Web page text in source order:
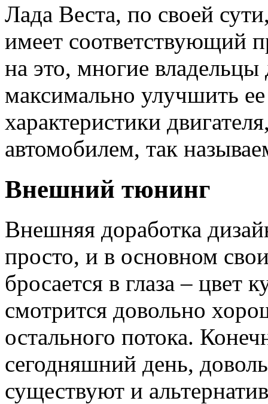
Лада Веста, по своей
имеет соответствующий
на это, многие
максимально улучшить
характеристики
автомобилем, так
Внешний тюнинг
Внешняя доработка
просто, и в основном
бросается в глаза – цвет
смотрится довольно
остального потока.
сегодняшний день,
существуют и